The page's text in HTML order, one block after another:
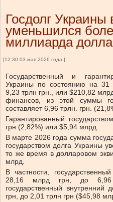
Госдолг Украины
уменьшился
миллиарда
[12:30 03 мая 2026 года ]
Государственный и
Украины по состоянию на 31
9,23 трлн грн., или $210,82
финансов, из этой суммы
составляет 6,96 трлн. грн.
Гарантированный
грн (2,82%) или $5,94 млрд.
В марте 2026 года сумма
государством долга Украины
то же время в долларовом
млрд.
В частности,
28,16 млрд грн, до
государственный
грн, до 2,01 трлн грн ($45,98